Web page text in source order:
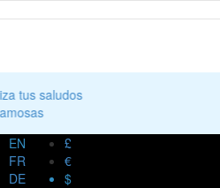
EN
FR
DE
£
€
$